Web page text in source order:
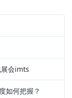
会imts
如何把握？